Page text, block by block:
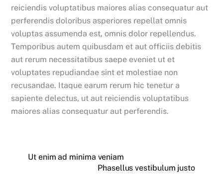
reiciendis voluptatibus maiores alias consequatur aut
perferendis doloribus asperiores repellat omnis
voluptas assumenda est, omnis dolor repellendus.
Temporibus autem quibusdam et aut officiis debitis
aut rerum necessitatibus saepe eveniet ut et
voluptates repudiandae sint et molestiae non
recusandae. Itaque earum rerum hic tenetur a
sapiente delectus, ut aut reiciendis voluptatibus
maiores alias consequatur aut perferendis.
Ut enim ad minima veniam
Phasellus vestibulum justo